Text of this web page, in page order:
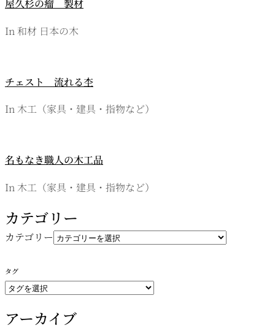
屋久杉の瘤 製材
In 和材 日本の木
チェスト 流れる杢
In 木工（家具・建具・指物など）
名もなき職人の木工品
In 木工（家具・建具・指物など）
カテゴリー
カテゴリー
タグ
アーカイブ